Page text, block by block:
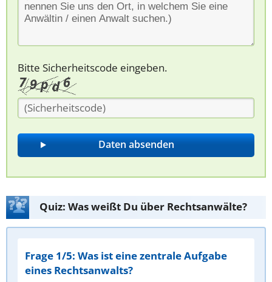
Bitte Sicherheitscode eingeben.
Quiz: Was weißt Du über Rechtsanwälte?
Frage 1/5: Was ist eine zentrale Aufgabe
eines Rechtsanwalts?